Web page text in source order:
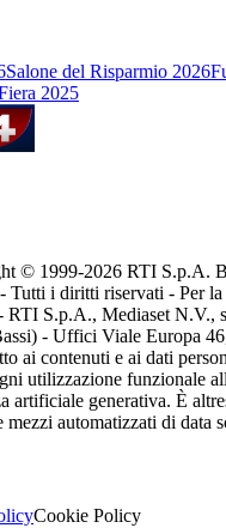
Salone del Risparmio 2026
2025
© 1999-2026 RTI S.p.A.
Tutti i diritti riservati - Per
S.p.A., Mediaset N.V.,
- Uffici Viale Europa
ai contenuti e ai dati
utilizzazione funzionale
artificiale generativa. È
mezzi automatizzati di data
Cookie Policy